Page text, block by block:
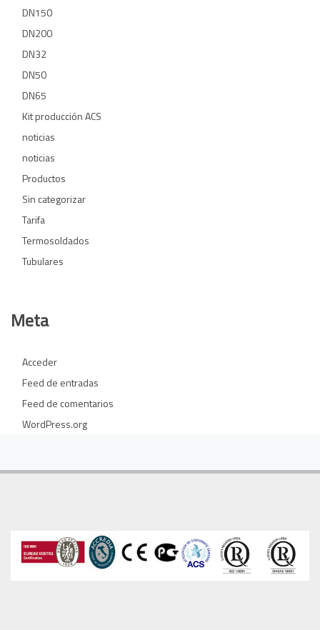
DN150
DN200
DN32
DN50
DN65
Kit producción ACS
noticias
noticias
Productos
Sin categorizar
Tarifa
Termosoldados
Tubulares
Meta
Acceder
Feed de entradas
Feed de comentarios
WordPress.org